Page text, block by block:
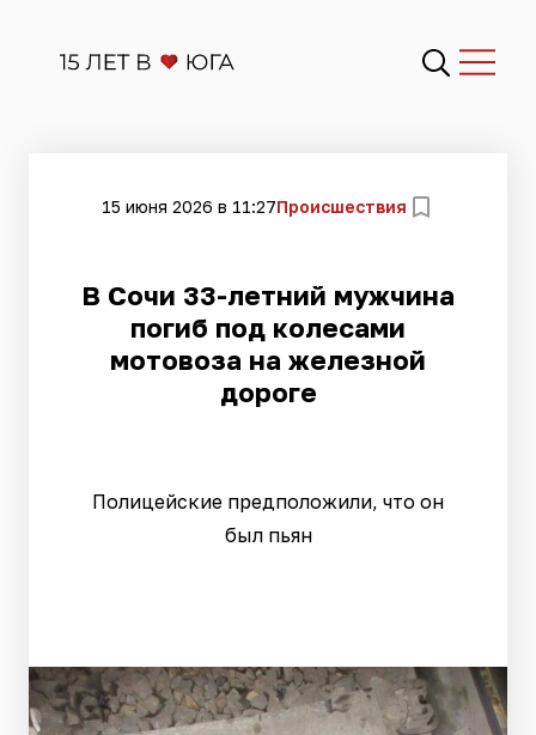
15 июня 2026 в 11:27Происшествия
В Сочи 33-летний мужчина
погиб под колесами
мотовоза на железной
дороге
Полицейские предположили, что он
был пьян